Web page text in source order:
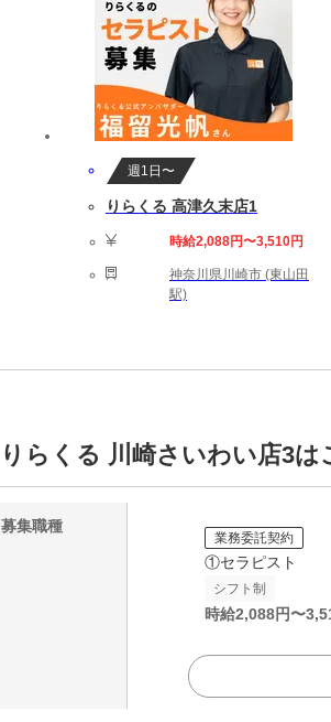
週1日〜
りらくる 高津久末店1
時給2,088円〜3,510円
神奈川県川崎市 (東山田
駅)
りらくる 川崎さいわい店3は
募集職種
業務委託契約
①セラピスト
シフト制
時給2,088円〜